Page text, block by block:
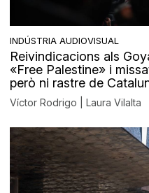
INDÚSTRIA AUDIOVISUAL
Reivindicacions als
«Free Palestine» i
però ni rastre de
Víctor Rodrigo | Laura Vilalta